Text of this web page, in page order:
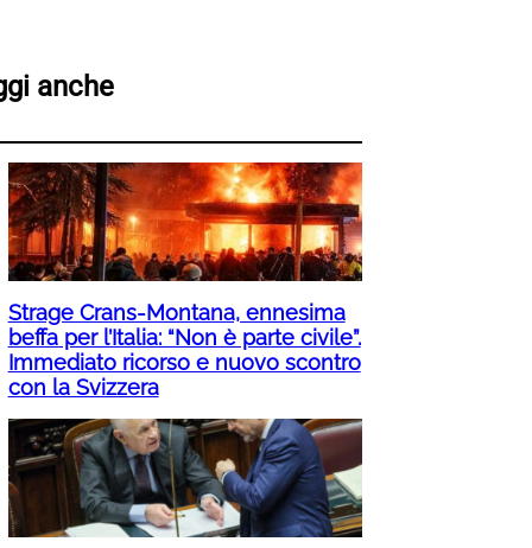
anche
Strage Crans-Montana, ennesima
beffa per l’Italia: “Non è parte civile”.
Immediato ricorso e nuovo scontro
con la Svizzera